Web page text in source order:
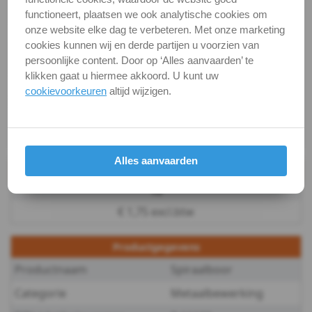
8,8mm
Kort
9
-
9,8mm
Kort
-
10,5mm
Kort
Vc = 25-40
Vc = 22-28
betekenis iso-materiaalgroepen
10
Productgegevens
Productnaam
Spiraalboor
Categorie
Metaalbewerking
functioneert, plaatsen we ook analytische cookies om
onze website elke dag te verbeteren. Met onze marketing
cookies kunnen wij en derde partijen u voorzien van
persoonlijke content. Door op ‘Alles aanvaarden’ te
klikken gaat u hiermee akkoord. U kunt uw
cookievoorkeuren altijd wijzigen.
Alles aanvaarden